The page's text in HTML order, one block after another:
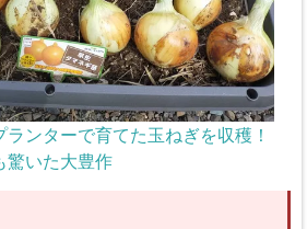
ランターで育てた玉ねぎを収穫！
驚いた大豊作